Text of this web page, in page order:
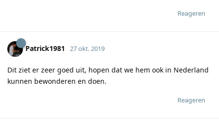
Reageren
Patrick1981 27 okt. 2019
Dit ziet er zeer goed uit, hopen dat we hem ook in Nederland
kunnen bewonderen en doen.
Reageren